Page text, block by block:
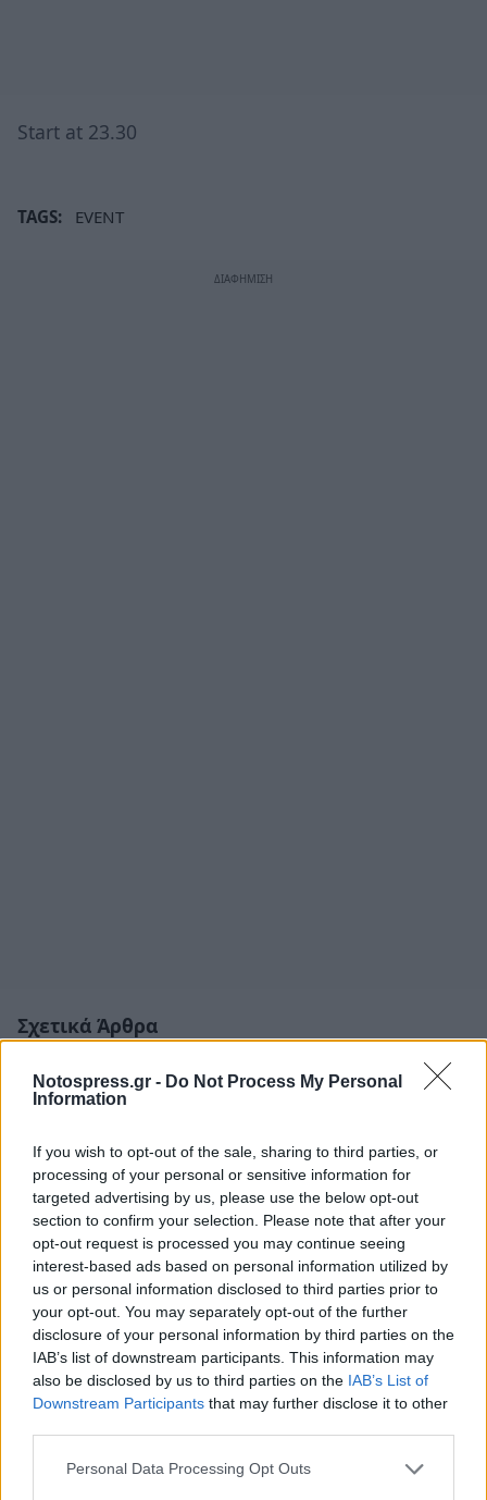
Notospress.gr - Do Not Process My Personal
Information
If you wish to opt-out of the sale, sharing to third parties, or
processing of your personal or sensitive information for
targeted advertising by us, please use the below opt-out
section to confirm your selection. Please note that after your
opt-out request is processed you may continue seeing
interest-based ads based on personal information utilized by
us or personal information disclosed to third parties prior to
your opt-out. You may separately opt-out of the further
disclosure of your personal information by third parties on the
IAB’s list of downstream participants. This information may
also be disclosed by us to third parties on the IAB’s List of
Downstream Participants that may further disclose it to other
Personal Data Processing Opt Outs
Start at 23.30
TAGS: EVENT
Σχετικά Άρθρα
Σπάρτη: Οι Hermaphrodite's Child στο Retro